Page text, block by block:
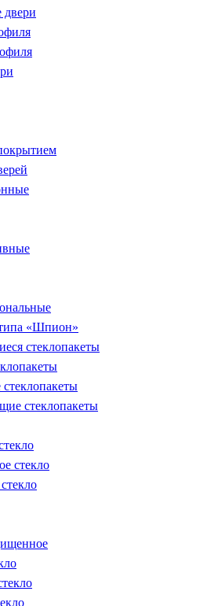
«Шпион»
стеклопакеты
стеклопакеты
стекло